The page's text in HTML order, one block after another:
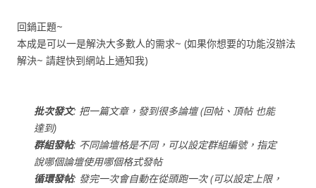
回鍋正題~
本成是可以一是解決大多數人的需求~ (如果你想要的功能沒辦法
解決~ 請趕快到網站上通知我)
批次發文: 把一篇文章，發到很多論壇 (回帖、頂帖 也能
達到)
群組發帖: 不同論壇格是不同，可以設定群組編號，指定
說哪個論壇使用哪個格式發帖
循環發帖: 發完一次會自動在從頭跑一次 (可以設定上限，